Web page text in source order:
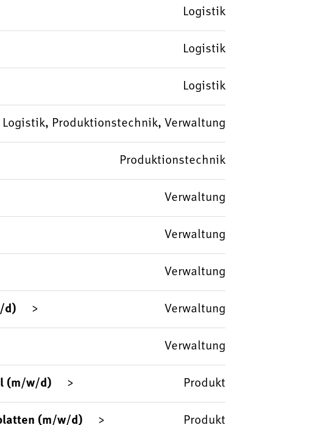
Logistik
Logistik
Logistik
Logistik, Produktionstechnik, Verwaltung
Produktionstechnik
Verwaltung
Verwaltung
Verwaltung
d) Verwaltung
Verwaltung
(m/w/d) Produkt
(m/w/d) Produkt